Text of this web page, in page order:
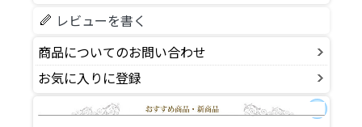
レビューを書く
商品についてのお問い合わせ
お気に入りに登録